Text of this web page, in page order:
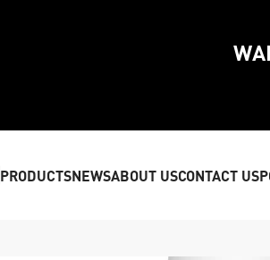
PRODUCTSNEWSABOUT USCONTACT US